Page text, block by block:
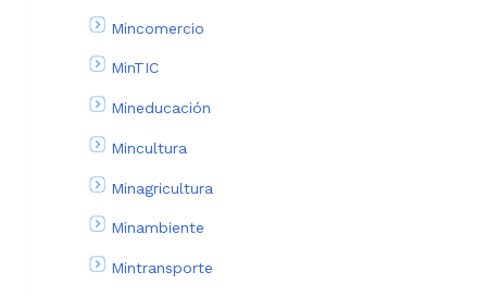
Mincomercio
MinTIC
Mineducación
Mincultura
Minagricultura
Minambiente
Mintransporte